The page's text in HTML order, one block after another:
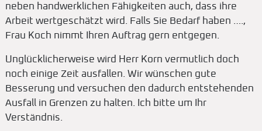
neben handwerklichen Fähigkeiten auch, dass ihre
Arbeit wertgeschätzt wird. Falls Sie Bedarf haben ….,
Frau Koch nimmt Ihren Auftrag gern entgegen.
Unglücklicherweise wird Herr Korn vermutlich doch
noch einige Zeit ausfallen. Wir wünschen gute
Besserung und versuchen den dadurch entstehenden
Ausfall in Grenzen zu halten. Ich bitte um Ihr
Verständnis.